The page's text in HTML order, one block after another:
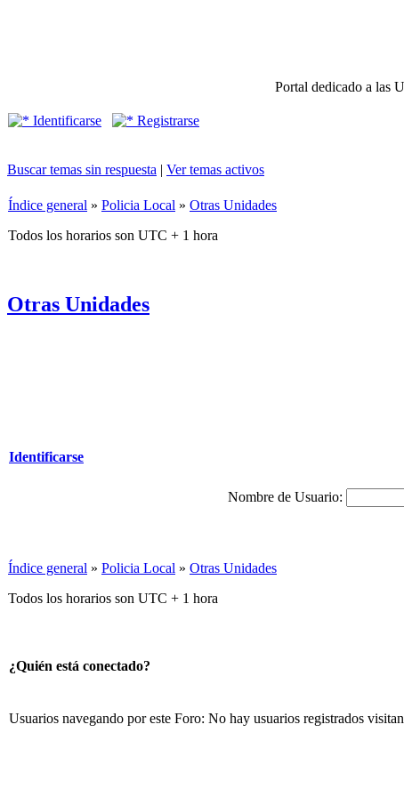
Portal dedicado a las
Identificarse
Registrarse
Buscar temas sin respuesta | Ver temas activos
Índice general » Policia Local » Otras Unidades
Todos los horarios son UTC + 1 hora
Otras Unidades
Identificarse
Nombre de Usuario:
Índice general » Policia Local » Otras Unidades
Todos los horarios son UTC + 1 hora
¿Quién está conectado?
Usuarios navegando por este Foro: No hay usuarios registrados